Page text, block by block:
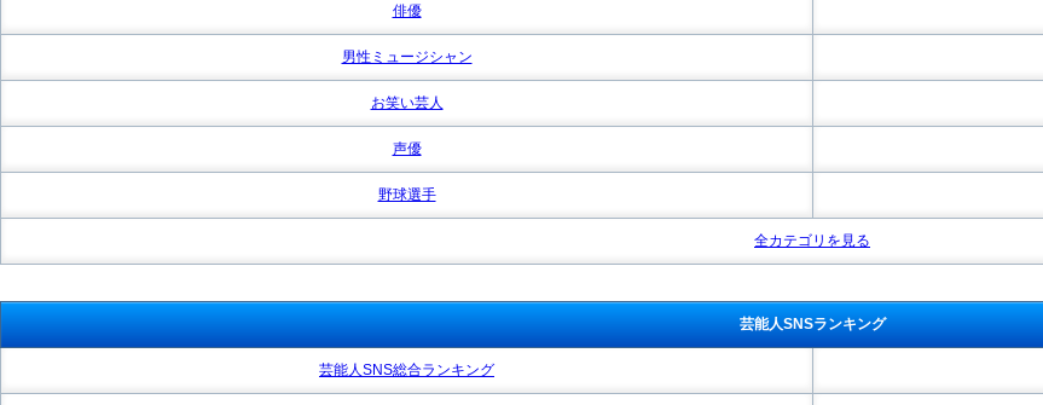
俳優
男性ミュージシャン
お笑い芸人
声優
野球選手
全カテゴリを見る
芸能人SNSランキング
芸能人SNS総合ランキング